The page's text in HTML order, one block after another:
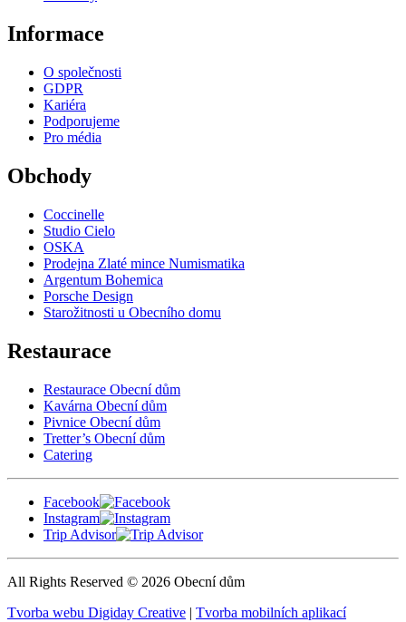
Informace
O společnosti
GDPR
Kariéra
Podporujeme
Pro média
Obchody
Coccinelle
Studio Cielo
OSKA
Prodejna Zlaté mince Numismatika
Argentum Bohemica
Porsche Design
Starožitnosti u Obecního domu
Restaurace
Restaurace Obecní dům
Kavárna Obecní dům
Pivnice Obecní dům
Tretter’s Obecní dům
Catering
Facebook
Instagram
Trip Advisor
All Rights Reserved © 2026 Obecní dům
Tvorba webu Digiday Creative | Tvorba mobilních aplikací